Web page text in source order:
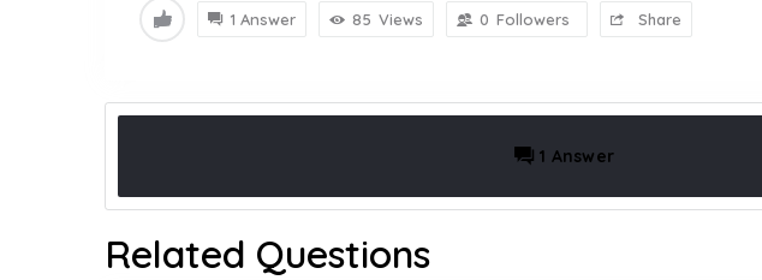
1 Answer 85 Views 0 Followers Share
1 Answer
Related Questions